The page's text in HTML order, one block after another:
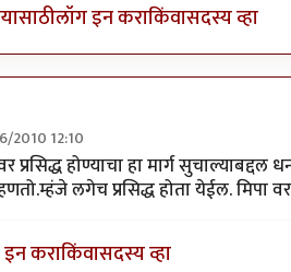
लॉग इन कराकिंवासदस्य व्हा
2010 12:10
प्रसिद्ध होण्याचा हा मार्ग
लगेच प्रसिद्ध होता येईल.
कराकिंवासदस्य व्हा